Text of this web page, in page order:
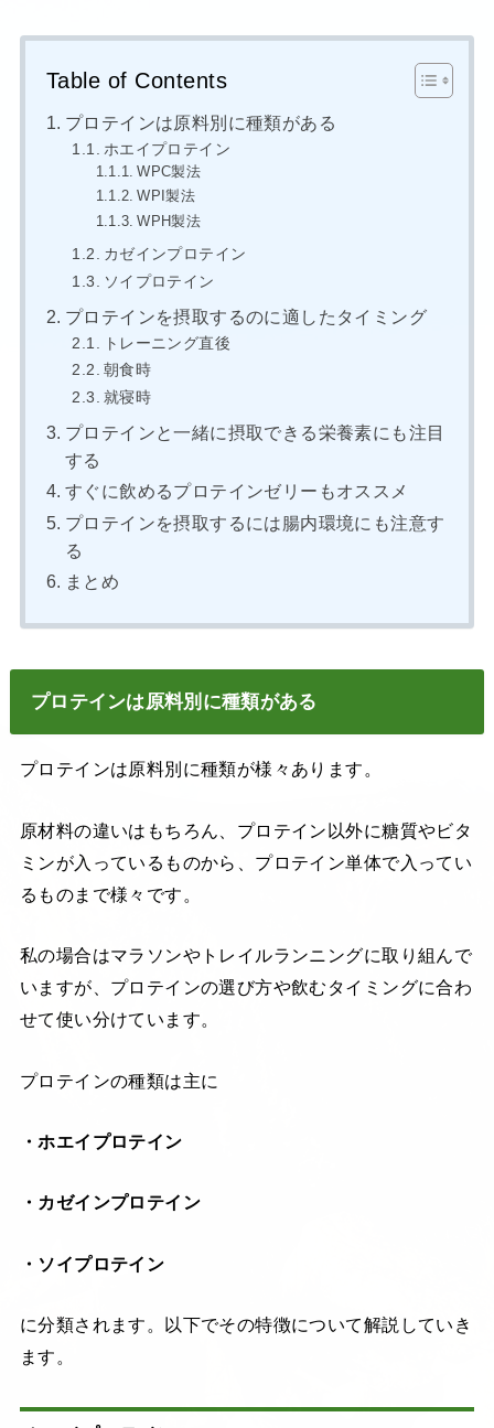
Table of Contents
プロテインは原料別に種類がある
ホエイプロテイン
WPC製法
WPI製法
WPH製法
カゼインプロテイン
ソイプロテイン
プロテインを摂取するのに適したタイミング
トレーニング直後
朝食時
就寝時
プロテインと一緒に摂取できる栄養素にも注目
する
すぐに飲めるプロテインゼリーもオススメ
プロテインを摂取するには腸内環境にも注意す
る
まとめ
プロテインは原料別に種類がある
プロテインは原料別に種類が様々あります。
原材料の違いはもちろん、プロテイン以外に糖質やビタ
ミンが入っているものから、プロテイン単体で入ってい
るものまで様々です。
私の場合はマラソンやトレイルランニングに取り組んで
いますが、プロテインの選び方や飲むタイミングに合わ
せて使い分けています。
プロテインの種類は主に
・ホエイプロテイン
・カゼインプロテイン
・ソイプロテイン
に分類されます。以下でその特徴について解説していき
ます。